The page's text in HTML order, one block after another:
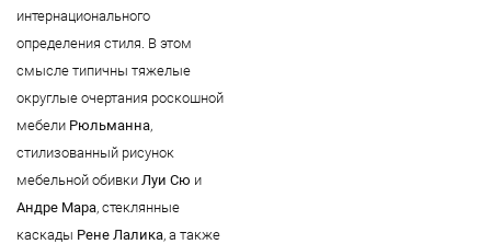
интернационального
определения стиля. В этом
смысле типичны тяжелые
округлые очертания роскошной
мебели Рюльманна,
стилизованный рисунок
мебельной обивки Луи Сю и
Андре Мара, стеклянные
каскады Рене Лалика, а также